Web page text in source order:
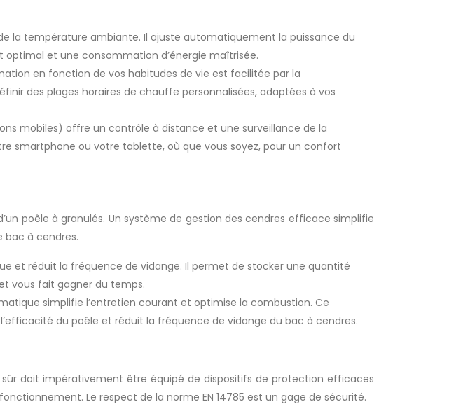
la température ambiante. Il ajuste automatiquement la puissance du
et une consommation d’énergie maîtrisée.
en fonction de vos habitudes de vie est facilitée par la
des plages horaires de chauffe personnalisées, adaptées à vos
mobiles) offre un contrôle à distance et une surveillance de la
smartphone ou votre tablette, où que vous soyez, pour un confort
poêle à granulés. Un système de gestion des cendres efficace simplifie
bac à cendres.
et réduit la fréquence de vidange. Il permet de stocker une quantité
vous fait gagner du temps.
simplifie l’entretien courant et optimise la combustion. Ce
du poêle et réduit la fréquence de vidange du bac à cendres.
doit impérativement être équipé de dispositifs de protection efficaces
Le respect de la norme EN 14785 est un gage de sécurité.